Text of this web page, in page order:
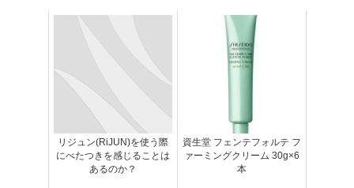
リジュン(RiJUN)を使う際
にべたつきを感じることは
あるのか？
資生堂 フェンテフォルテ フ
ァーミングクリーム 30g×6
本